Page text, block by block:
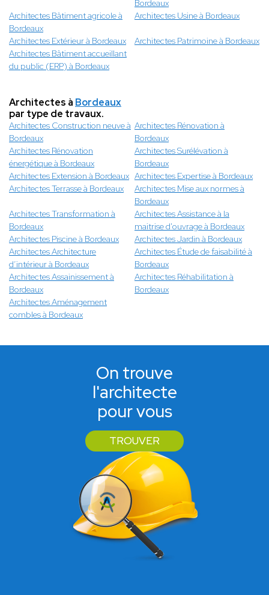
Bordeaux
Architectes Bâtiment agricole à
Bordeaux
Architectes Usine à Bordeaux
Architectes Extérieur à Bordeaux
Architectes Patrimoine à Bordeaux
Architectes Bâtiment accueillant
du public (ERP) à Bordeaux
Architectes à Bordeaux
par type de travaux.
Architectes Construction neuve à
Bordeaux
Architectes Rénovation à
Bordeaux
Architectes Rénovation
énergétique à Bordeaux
Architectes Surélévation à
Bordeaux
Architectes Extension à Bordeaux Architectes Expertise à Bordeaux
Architectes Terrasse à Bordeaux
Architectes Mise aux normes à
Bordeaux
Architectes Transformation à
Bordeaux
Architectes Assistance à la
maitrise d'ouvrage à Bordeaux
Architectes Piscine à Bordeaux
Architectes Jardin à Bordeaux
Architectes Architecture
d’intérieur à Bordeaux
Architectes Étude de faisabilité à
Bordeaux
Architectes Assainissement à
Bordeaux
Architectes Réhabilitation à
Bordeaux
Architectes Aménagement
combles à Bordeaux
On trouve
l'architecte
pour vous
TROUVER